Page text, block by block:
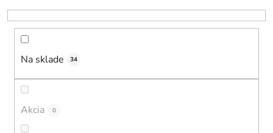
r
o
Na sklade 34
Akcia 0